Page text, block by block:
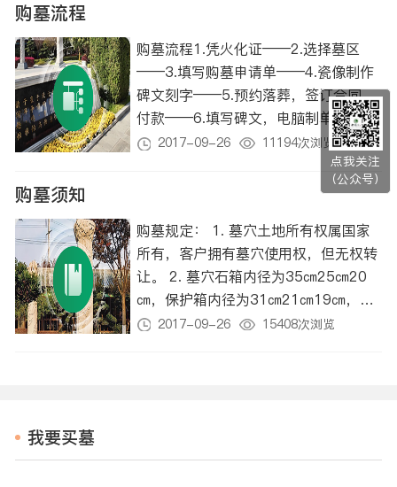
购墓流程
购墓流程1.凭火化证——2.选择墓区
——3.填写购墓申请单——4.瓷像制作
碑文刻字——5.预约落葬，签订合同，
付款——6.填写碑文，电脑制单，客户
校对——7.客户验收——8.付清余款，
2017-09-26 11194次浏览
购墓须知
购墓规定： 1. 墓穴土地所有权属国家
所有，客户拥有墓穴使用权，但无权转
让。 2. 墓穴石箱内径为35㎝25㎝20
㎝，保护箱内径为31㎝21㎝19㎝，客
户提供的骨灰盒应小于保护箱内径，如
2017-09-26 15408次浏览
我要买墓
点我关注
（公众号）